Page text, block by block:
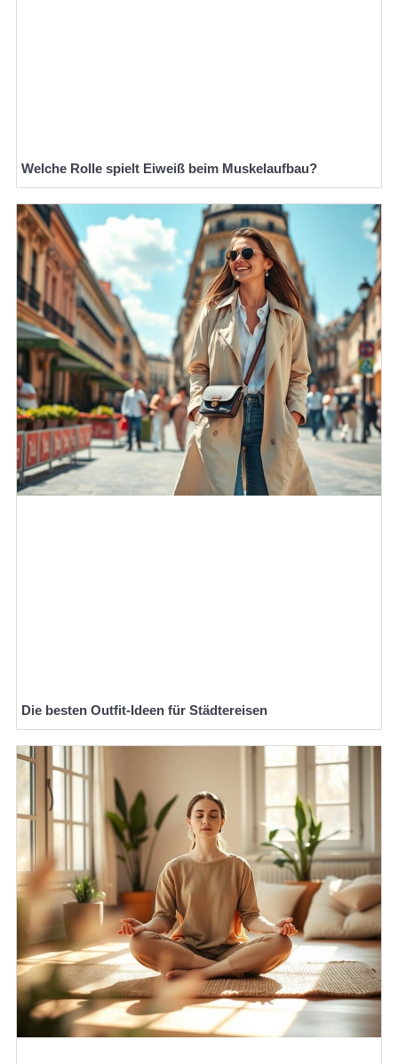
Welche Rolle spielt Eiweiß beim Muskelaufbau?
Die besten Outfit-Ideen für Städtereisen